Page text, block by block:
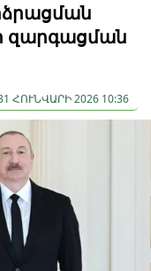
զարգացման
ՀՈՒՆՎԱՐԻ 2026 10:36